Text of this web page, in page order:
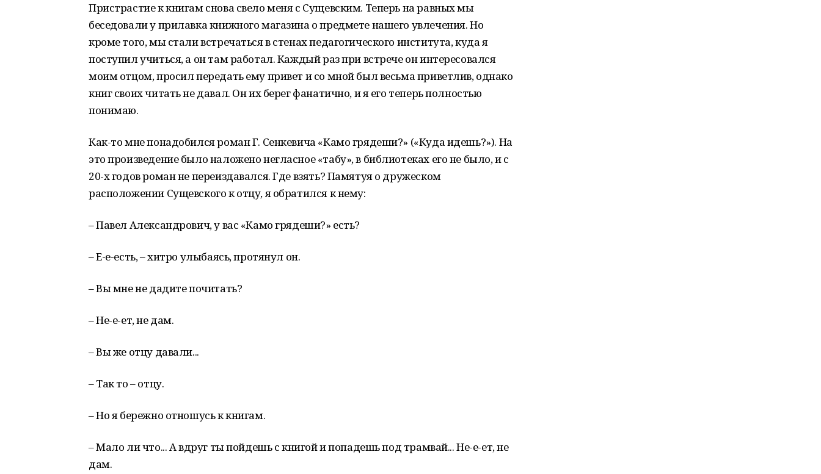
Пристрастие к книгам снова свело меня с Сущевским. Теперь на равных мы
беседовали у прилавка книжного магазина о предмете нашего увлечения. Но
кроме того, мы стали встречаться в стенах педагогического института, куда я
поступил учиться, а он там работал. Каждый раз при встрече он интересовался
моим отцом, просил передать ему привет и со мной был весьма приветлив, однако
книг своих читать не давал. Он их берег фанатично, и я его теперь полностью
понимаю.
Как-то мне понадобился роман Г. Сенкевича «Камо грядеши?» («Куда идешь?»). На
это произведение было наложено негласное «табу», в библиотеках его не было, и с
20-х годов роман не переиздавался. Где взять? Памятуя о дружеском
расположении Сущевского к отцу, я обратился к нему:
– Павел Александрович, у вас «Камо грядеши?» есть?
– Е-е-есть, – хитро улыбаясь, протянул он.
– Вы мне не дадите почитать?
– Не-е-ет, не дам.
– Вы же отцу давали...
– Так то – отцу.
– Но я бережно отношусь к книгам.
– Мало ли что... А вдруг ты пойдешь с книгой и попадешь под трамвай... Не-е-ет, не
дам.